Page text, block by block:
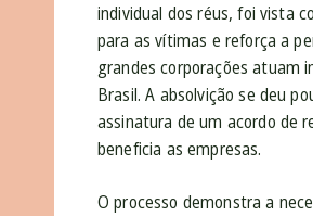
individual dos réus, foi vista
para as vítimas e reforça a
grandes corporações atuam
Brasil. A absolvição se deu
assinatura de um acordo de
beneficia as empresas.
O processo demonstra a